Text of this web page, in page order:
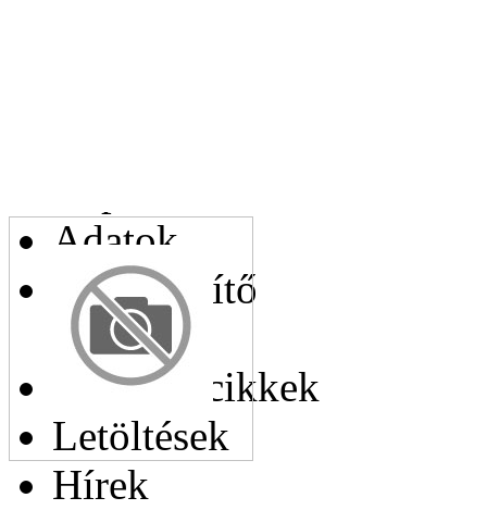
Adatok
Helyettesítő
cikkek
Hasonló cikkek
Letöltések
Hírek